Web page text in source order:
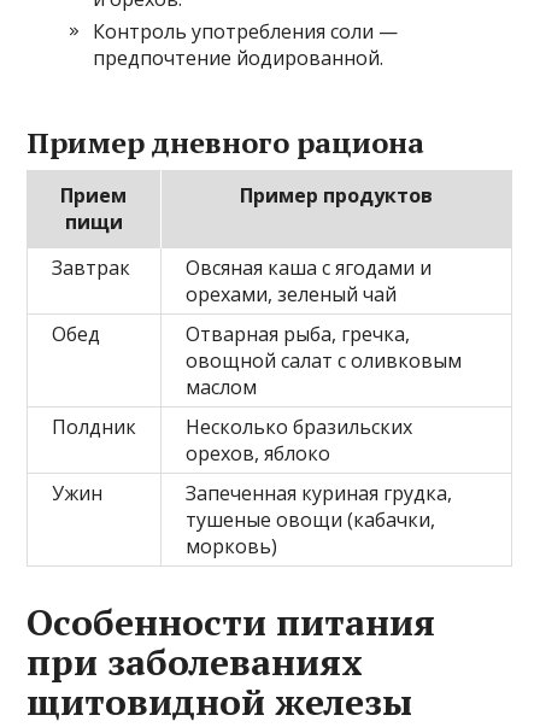
Контроль употребления соли —
предпочтение йодированной.
Пример дневного рационa
Прием
пищи
Пример продуктов
Завтрак
Овсяная каша с ягодами и
орехами, зеленый чай
Обед
Отварная рыба, гречка,
овощной салат с оливковым
маслом
Полдник
Несколько бразильских
орехов, яблоко
Ужин
Запеченная куриная грудка,
тушеные овощи (кабачки,
морковь)
Особенности питания
при заболеваниях
щитовидной железы